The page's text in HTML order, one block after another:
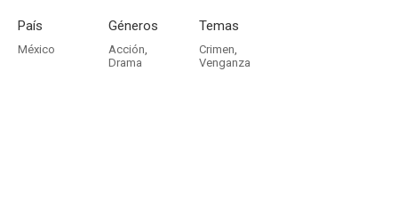
País
México
Géneros
Acción,
Drama
Temas
Crimen,
Venganza